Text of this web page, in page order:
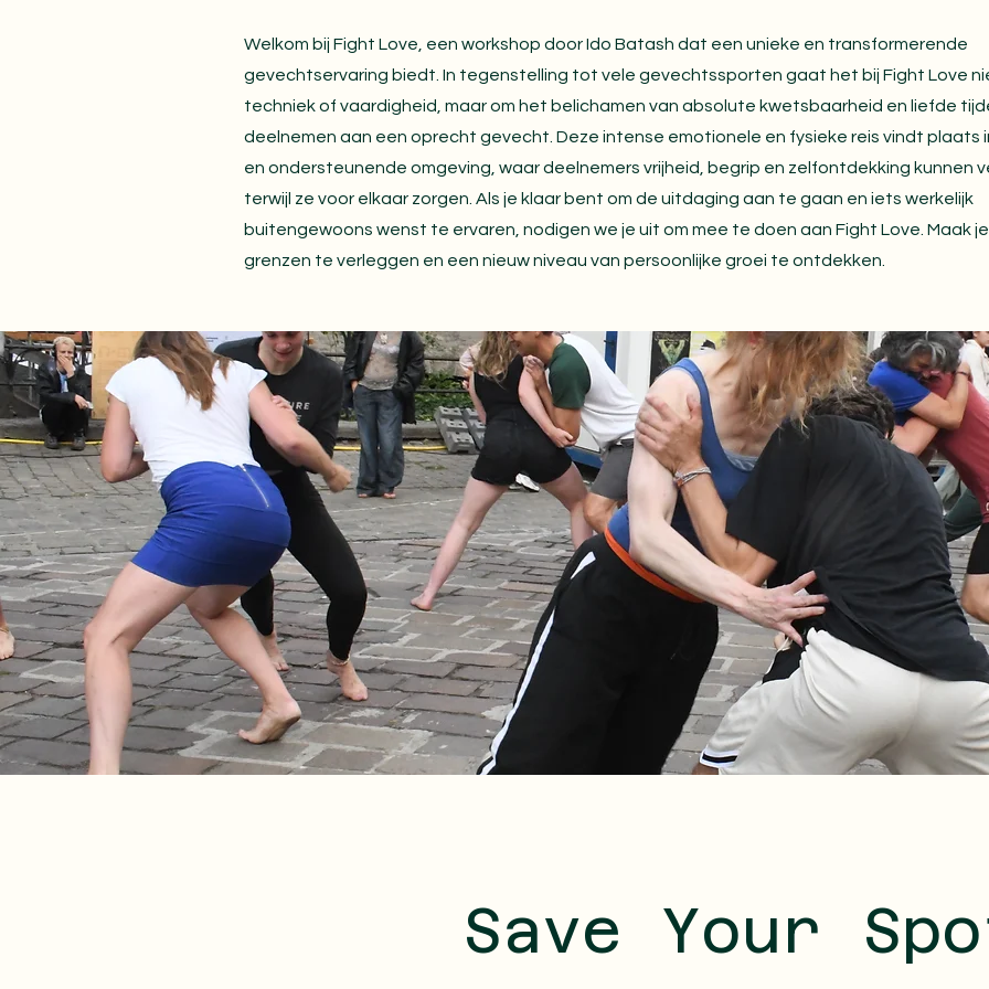
Welkom bij Fight Love, een workshop door Ido Batash dat een unieke en transformerende
gevechtservaring biedt. In tegenstelling tot vele gevechtssporten gaat het bij Fight Love
techniek of vaardigheid, maar om het belichamen van absolute kwetsbaarheid en liefde
deelnemen aan een oprecht gevecht. Deze intense emotionele en fysieke reis vindt plaats
en ondersteunende omgeving, waar deelnemers vrijheid, begrip en zelfontdekking kunnen
terwijl ze voor elkaar zorgen. Als je klaar bent om de uitdaging aan te gaan en iets werkelijk
buitengewoons wenst te ervaren, nodigen we je uit om mee te doen aan Fight Love. Maak
grenzen te verleggen en een nieuw niveau van persoonlijke groei te ontdekken.
Save Your